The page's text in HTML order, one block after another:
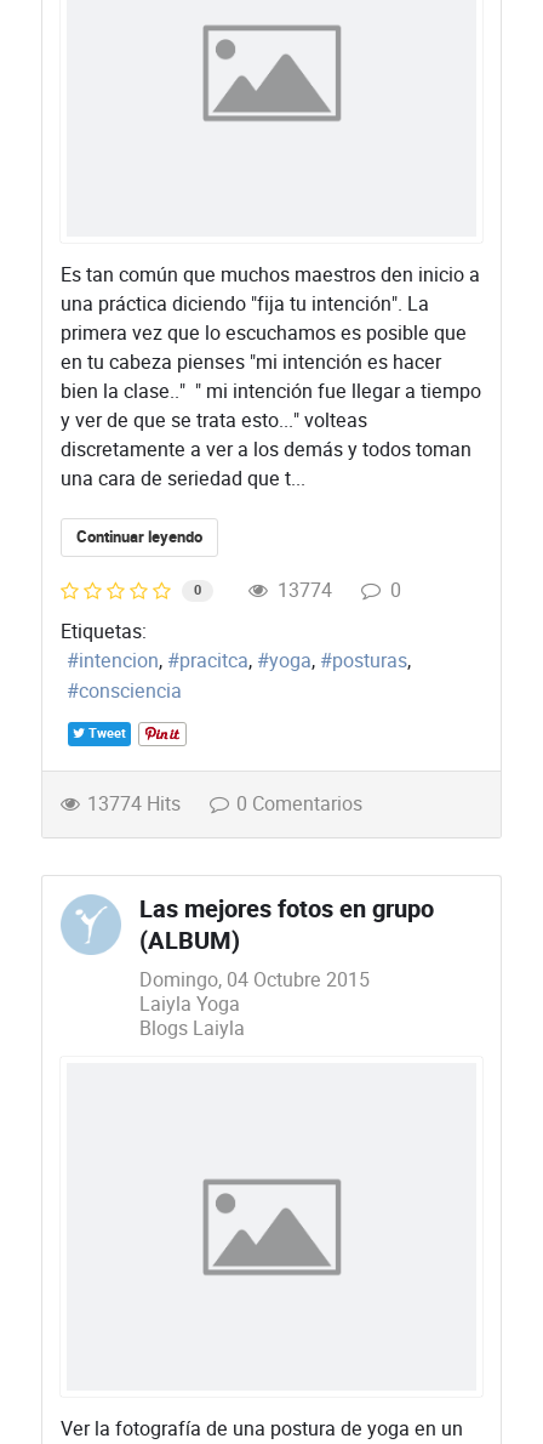
Es tan común que muchos maestros den inicio a
una práctica diciendo "fija tu intención". La
primera vez que lo escuchamos es posible que
en tu cabeza pienses "mi intención es hacer
bien la clase.." " mi intención fue llegar a tiempo
y ver de que se trata esto..." volteas
discretamente a ver a los demás y todos toman
una cara de seriedad que t...
Continuar leyendo
0 13774
0
Etiquetas:
intencion
pracitca yoga
posturas
consciencia
Tweet
13774 Hits 0 Comentarios
Las mejores fotos en grupo
(ALBUM)
Domingo, 04 Octubre 2015
Laiyla Yoga
Blogs Laiyla
​Ver la fotografía de una postura de yoga en un